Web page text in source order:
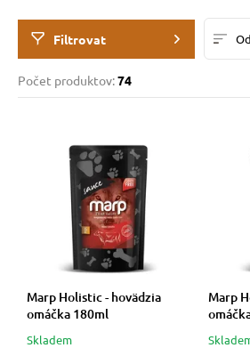
so psom
Filtrovat
Počet produktov:74
Marp Holistic - hovädzia
omáčka 180ml
Skladem
Marp